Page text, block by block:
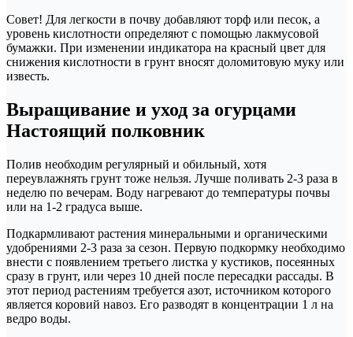
Совет! Для легкости в почву добавляют торф или песок, а
уровень кислотности определяют с помощью лакмусовой
бумажки. При изменении индикатора на красный цвет для
снижения кислотности в грунт вносят доломитовую муку или
известь.
Выращивание и уход за огурцами
Настоящий полковник
Полив необходим регулярный и обильный, хотя
переувлажнять грунт тоже нельзя. Лучше поливать 2-3 раза в
неделю по вечерам. Воду нагревают до температуры почвы
или на 1-2 градуса выше.
Подкармливают растения минеральными и органическими
удобрениями 2-3 раза за сезон. Первую подкормку необходимо
внести с появлением третьего листка у кустиков, посеянных
сразу в грунт, или через 10 дней после пересадки рассады. В
этот период растениям требуется азот, источником которого
является коровий навоз. Его разводят в концентрации 1 л на
ведро воды.